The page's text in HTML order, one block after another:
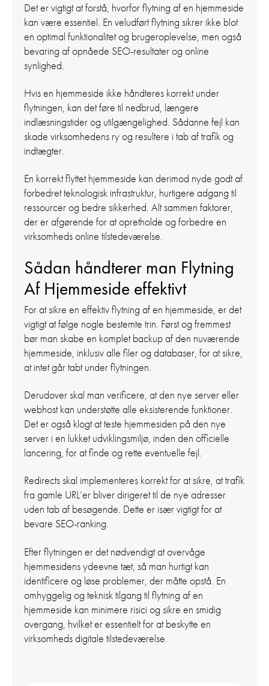
Det er vigtigt at forstå, hvorfor flytning af en hjemmeside
kan være essentiel. En veludført flytning sikrer ikke blot
en optimal funktionalitet og brugeroplevelse, men også
bevaring af opnåede SEO-resultater og online
synlighed.
Hvis en hjemmeside ikke håndteres korrekt under
flytningen, kan det føre til nedbrud, længere
indlæsningstider og utilgængelighed. Sådanne fejl kan
skade virksomhedens ry og resultere i tab af trafik og
indtægter.
En korrekt flyttet hjemmeside kan derimod nyde godt af
forbedret teknologisk infrastruktur, hurtigere adgang til
ressourcer og bedre sikkerhed. Alt sammen faktorer,
der er afgørende for at opretholde og forbedre en
virksomheds online tilstedeværelse.
Sådan håndterer man Flytning
Af Hjemmeside effektivt
For at sikre en effektiv flytning af en hjemmeside, er det
vigtigt at følge nogle bestemte trin. Først og fremmest
bør man skabe en komplet backup af den nuværende
hjemmeside, inklusiv alle filer og databaser, for at sikre,
at intet går tabt under flytningen.
Derudover skal man verificere, at den nye server eller
webhost kan understøtte alle eksisterende funktioner.
Det er også klogt at teste hjemmesiden på den nye
server i en lukket udviklingsmiljø, inden den officielle
lancering, for at finde og rette eventuelle fejl.
Redirects skal implementeres korrekt for at sikre, at trafik
fra gamle URL’er bliver dirigeret til de nye adresser
uden tab af besøgende. Dette er især vigtigt for at
bevare SEO-ranking.
Efter flytningen er det nødvendigt at overvåge
hjemmesidens ydeevne tæt, så man hurtigt kan
identificere og løse problemer, der måtte opstå. En
omhyggelig og teknisk tilgang til flytning af en
hjemmeside kan minimere risici og sikre en smidig
overgang, hvilket er essentielt for at beskytte en
virksomheds digitale tilstedeværelse.